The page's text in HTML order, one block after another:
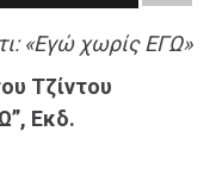
«Εγώ χωρίς ΕΓΩ»
Τζίντου
Εκδ.